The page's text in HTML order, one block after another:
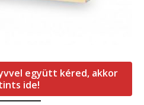
együtt kéred, akkor
ide!